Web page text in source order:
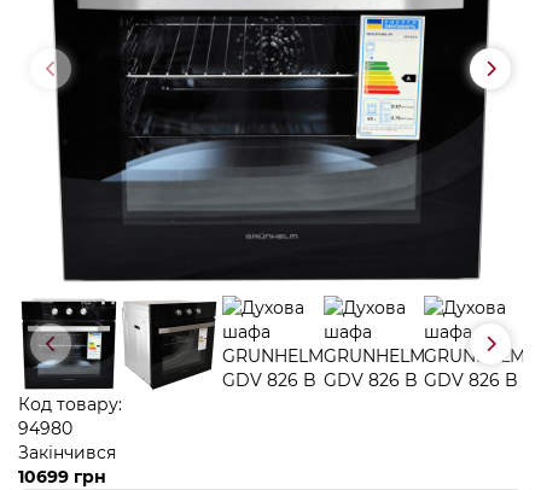
Код товару:
94980
Закінчився
10699 грн